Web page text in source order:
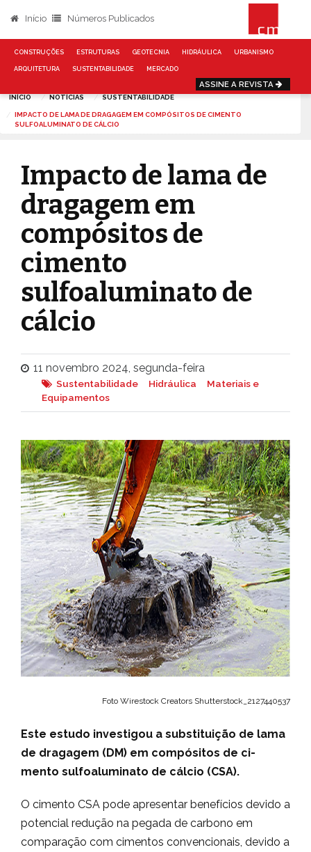
Início Números Publicados
CONSTRUÇÕES ESTRUTURAS GEOTECNIA HIDRÁULICA URBANISMO
ARQUITETURA SUSTENTABILIDADE MERCADO
ASSINE A REVISTA
INÍCIO NOTÍCIAS SUSTENTABILIDADE
IMPACTO DE LAMA DE DRAGAGEM EM COMPÓSITOS DE CIMENTO
SULFOALUMINATO DE CÁLCIO
Impacto de lama de
dragagem em
compósitos de
cimento
sulfoaluminato de
cálcio
11 novembro 2024, segunda-feira
Sustentabilidade Hidráulica
Materiais e
Equipamentos
Foto Wirestock Creators Shutterstock_2127440537
Este estudo investigou a substituição de lama
de dragagem (DM) em compósitos de ci-
mento sulfoaluminato de cálcio (CSA).
O cimento CSA pode apresentar benefícios devido a
potencial redução na pegada de carbono em
comparação com cimentos convencionais, devido a